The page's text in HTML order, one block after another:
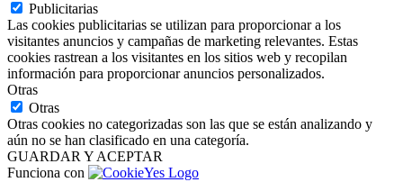
Publicitarias
Las cookies publicitarias se utilizan para proporcionar a los
visitantes anuncios y campañas de marketing relevantes. Estas
cookies rastrean a los visitantes en los sitios web y recopilan
información para proporcionar anuncios personalizados.
Otras
Otras
Otras cookies no categorizadas son las que se están analizando y
aún no se han clasificado en una categoría.
GUARDAR Y ACEPTAR
Funciona con